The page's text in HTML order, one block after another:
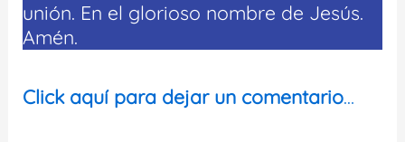
unión. En el glorioso nombre de Jesús.
Amén.
Click aquí para dejar un comentario…